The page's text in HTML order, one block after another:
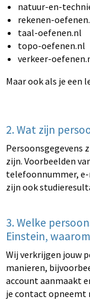
natuur-en-
rekenen-
taal-oefenen.nl
topo-oefenen.nl
verkeer-
Maar ook als je een
2. Wat zijn
Persoonsgegevens
zijn. Voorbeelden
telefoonnummer, e-
zijn ook
3. Welke
Einstein,
Wij verkrijgen jouw
manieren,
account aanmaakt
je contact opneemt